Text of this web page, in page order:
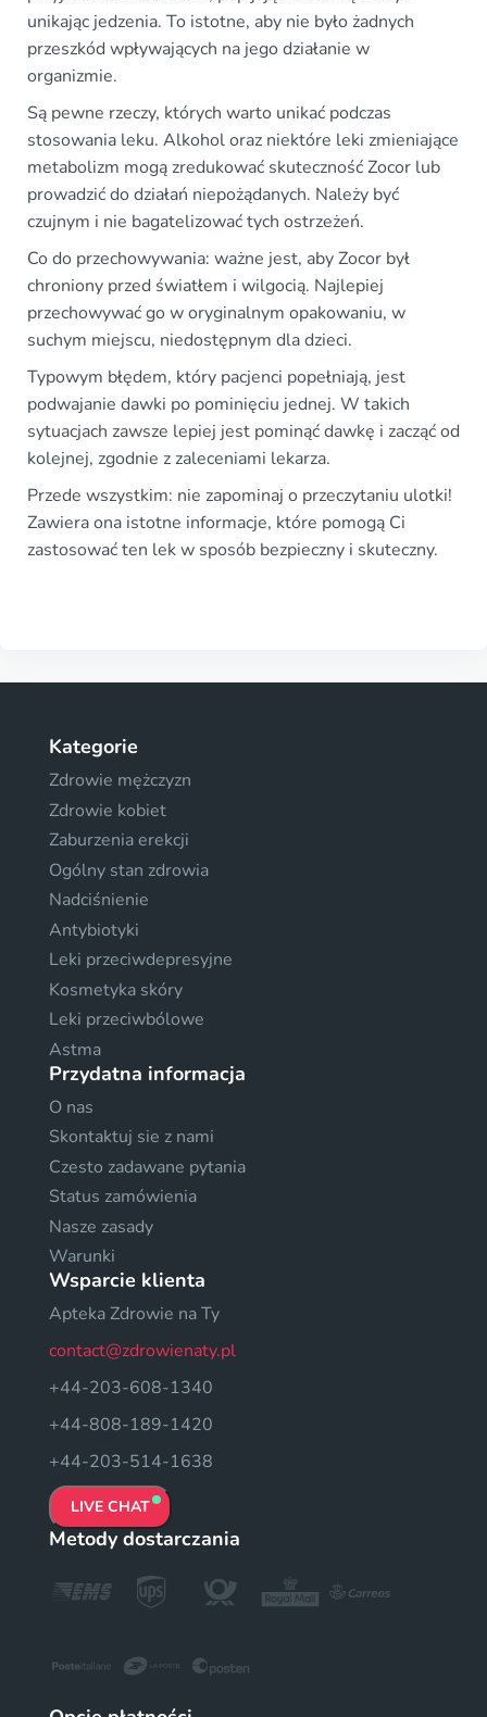
unikając jedzenia. To istotne, aby nie było żadnych
przeszkód wpływających na jego działanie w
organizmie.
Są pewne rzeczy, których warto unikać podczas
stosowania leku. Alkohol oraz niektóre leki zmieniające
metabolizm mogą zredukować skuteczność Zocor lub
prowadzić do działań niepożądanych. Należy być
czujnym i nie bagatelizować tych ostrzeżeń.
Co do przechowywania: ważne jest, aby Zocor był
chroniony przed światłem i wilgocią. Najlepiej
przechowywać go w oryginalnym opakowaniu, w
suchym miejscu, niedostępnym dla dzieci.
Typowym błędem, który pacjenci popełniają, jest
podwajanie dawki po pominięciu jednej. W takich
sytuacjach zawsze lepiej jest pominąć dawkę i zacząć od
kolejnej, zgodnie z zaleceniami lekarza.
Przede wszystkim: nie zapominaj o przeczytaniu ulotki!
Zawiera ona istotne informacje, które pomogą Ci
zastosować ten lek w sposób bezpieczny i skuteczny.
Kategorie
Zdrowie mężczyzn
Zdrowie kobiet
Zaburzenia erekcji
Ogólny stan zdrowia
Nadciśnienie
Antybiotyki
Leki przeciwdepresyjne
Kosmetyka skóry
Leki przeciwbólowe
Astma
Przydatna informacja
O nas
Skontaktuj sie z nami
Czesto zadawane pytania
Status zamówienia
Nasze zasady
Warunki
Wsparcie klienta
Apteka Zdrowie na Ty
contact@zdrowienaty.pl
+44-203-608-1340
+44-808-189-1420
+44-203-514-1638
LIVE CHAT
Metody dostarczania